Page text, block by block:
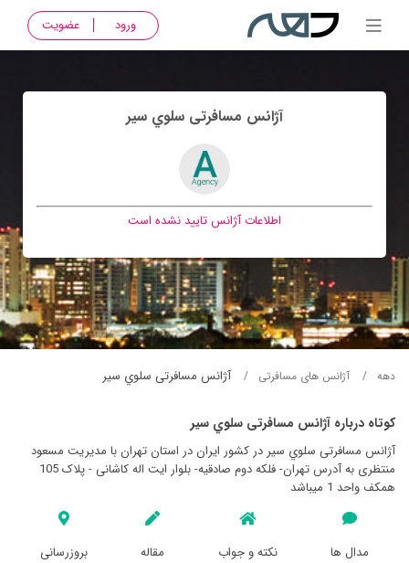
ورود عضویت
آژانس مسافرتی سلوي سير
اطلاعات آژانس تایید نشده است
دهه آژانس های مسافرتی آژانس مسافرتی سلوي سير
کوتاه درباره آژانس مسافرتی سلوي سير
آژانس مسافرتی سلوي سير در کشور ایران در استان تهران با مدیریت مسعود
منتظری به آدرس تهران- فلکه دوم صادقیه- بلوار ایت اله کاشانی - پلاک 105
همکف واحد 1 میباشد
مدال ها
نکته و جواب
مقاله
بروزرسانی